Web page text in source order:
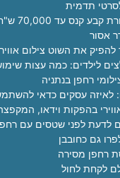
לסרטי תדמית
משרד
אסור
לילדים: כמה עצות
לאיזה עסקים כדאי
בהפקות וידאו,
לדעת לפני שטסים עם
גם כחובבן
רחפן מסירה
לקחת לחול